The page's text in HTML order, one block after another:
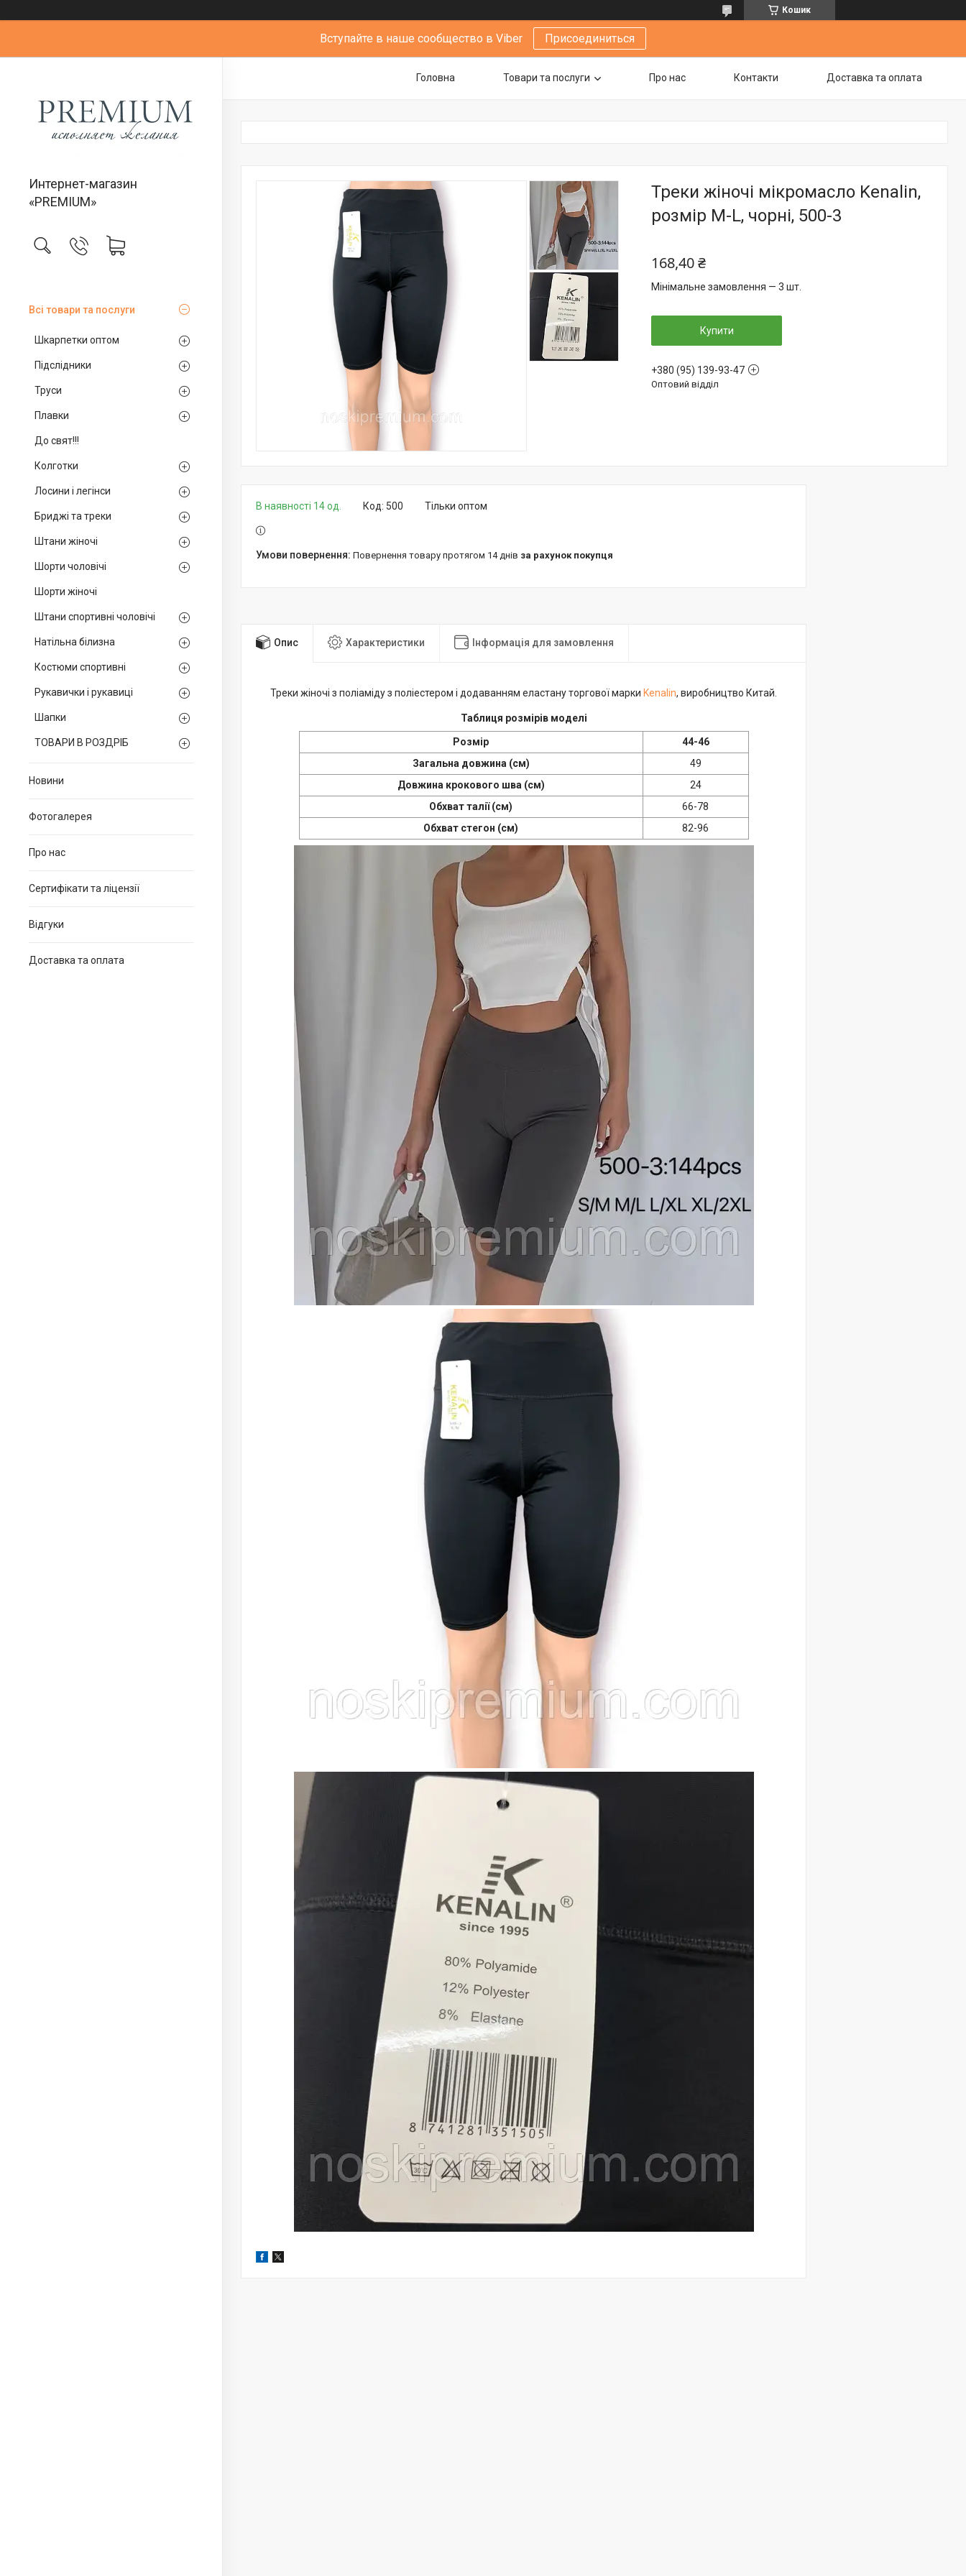
Кошик
Вступайте в наше сообщество в Viber Присоединиться
Интернет-магазин
«PREMIUM»
Всі товари та послуги
Шкарпетки оптом
Підслідники
Труси
Плавки
До свят!!!
Колготки
Лосини і легінси
Бриджі та треки
Штани жіночі
Шорти чоловічі
Шорти жіночі
Штани спортивні чоловічі
Натільна білизна
Костюми спортивні
Рукавички і рукавиці
Шапки
ТОВАРИ В РОЗДРІБ
Новини
Фотогалерея
Про нас
Сертифікати та ліцензії
Відгуки
Доставка та оплата
Головна Товари та послуги Про нас Контакти Доставка та оплата
Треки жіночі мікромасло Kenalin,
розмір M-L, чорні, 500-3
168,40 ₴
Мінімальне замовлення — 3 шт.
Купити
+380 (95) 139-93-47
Оптовий відділ
В наявності 14 од. Тільки оптом
Код: 500
повернення товару протягом 14 днів за рахунок покупця
Опис Характеристики Інформація для замовлення
Треки жіночі з поліаміду з поліестером і додаванням еластану торгової марки Kenalin, виробництво Китай.
Таблиця розмірів моделі
Розмір
44-46
Загальна довжина (см)
49
Довжина крокового шва (см)
24
Обхват талії (см)
66-78
Обхват стегон (см)
82-96